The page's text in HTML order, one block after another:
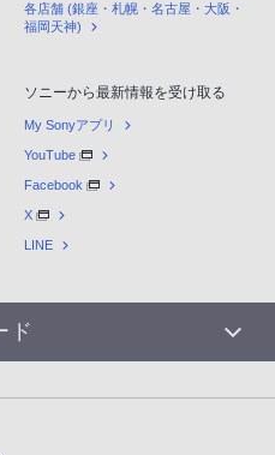
各店舗 (銀座・札幌・名古屋・大阪・
福岡天神)
ソニーから最新情報を受け取る
My Sonyアプリ
YouTube
Facebook
X
LINE
ド